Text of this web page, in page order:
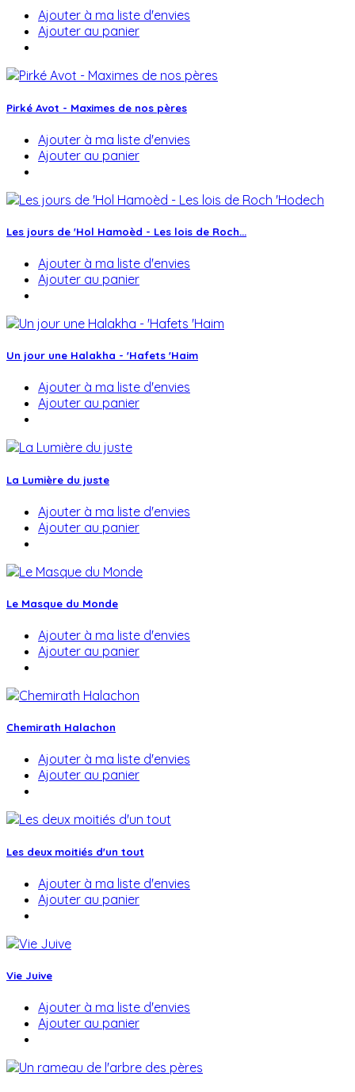
Ajouter à ma liste d'envies
Ajouter au panier
Pirké Avot - Maximes de nos pères
Ajouter à ma liste d'envies
Ajouter au panier
Les jours de 'Hol Hamoèd - Les lois de Roch...
Ajouter à ma liste d'envies
Ajouter au panier
Un jour une Halakha - 'Hafets 'Haim
Ajouter à ma liste d'envies
Ajouter au panier
La Lumière du juste
Ajouter à ma liste d'envies
Ajouter au panier
Le Masque du Monde
Ajouter à ma liste d'envies
Ajouter au panier
Chemirath Halachon
Ajouter à ma liste d'envies
Ajouter au panier
Les deux moitiés d'un tout
Ajouter à ma liste d'envies
Ajouter au panier
Vie Juive
Ajouter à ma liste d'envies
Ajouter au panier